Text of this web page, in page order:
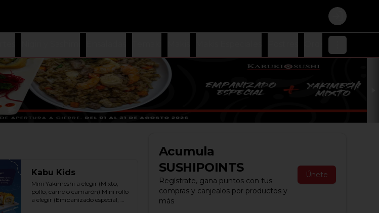
Login
Kabu Kids
Mini Yakimeshi a elegir (Mixto,
pollo, carne o camarón) Mini rollo
a elegir (Empanizado especial,
Acumula
SUSHIPOINTS
Regístrate, gana puntos con tus
compras y canjealos por productos y
más
Únete